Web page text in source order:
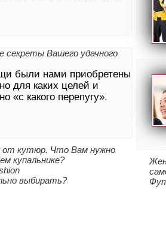
секреты Вашего удачного
были нами приобретены
для каких целей и
«с какого перепугу».
от кутюр. Что Вам нужно
купальнике?
выбирать?